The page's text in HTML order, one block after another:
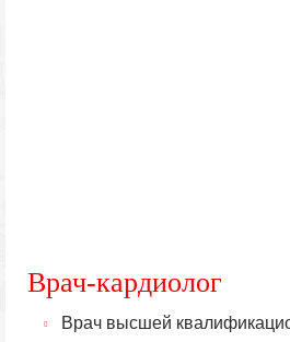
Врач-кардиолог
Врач высшей